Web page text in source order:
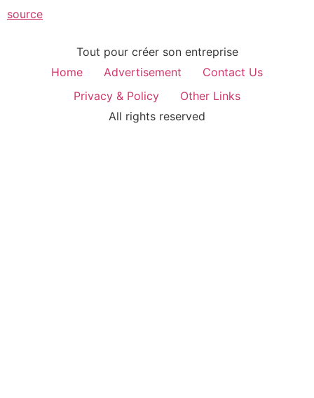
source
Tout pour créer son entreprise
Home
Advertisement
Contact Us
Privacy & Policy
Other Links
All rights reserved